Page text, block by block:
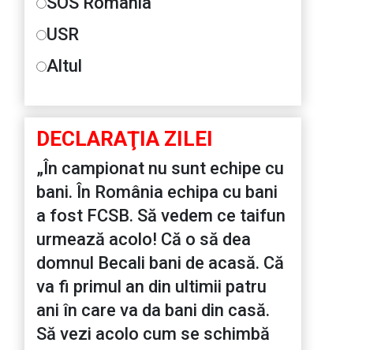
USR
Altul
DECLARAŢIA ZILEI
„În campionat nu sunt echipe cu
bani. În România echipa cu bani
a fost FCSB. Să vedem ce taifun
urmează acolo! Că o să dea
domnul Becali bani de acasă. Că
va fi primul an din ultimii patru
ani în care va da bani din casă.
Să vezi acolo cum se schimbă